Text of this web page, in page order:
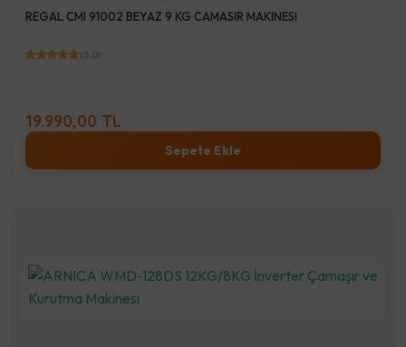
REGAL CMI 91002 BEYAZ 9 KG CAMASIR MAKINESI
(5.0)
19.990,00 TL
Sepete Ekle